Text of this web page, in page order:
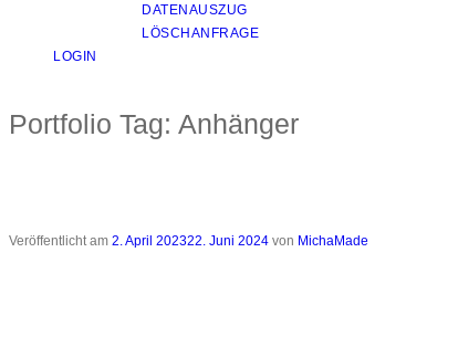
DATENAUSZUG
LÖSCHANFRAGE
LOGIN
Portfolio Tag: Anhänger
Veröffentlicht am 2. April 202322. Juni 2024 von MichaMade